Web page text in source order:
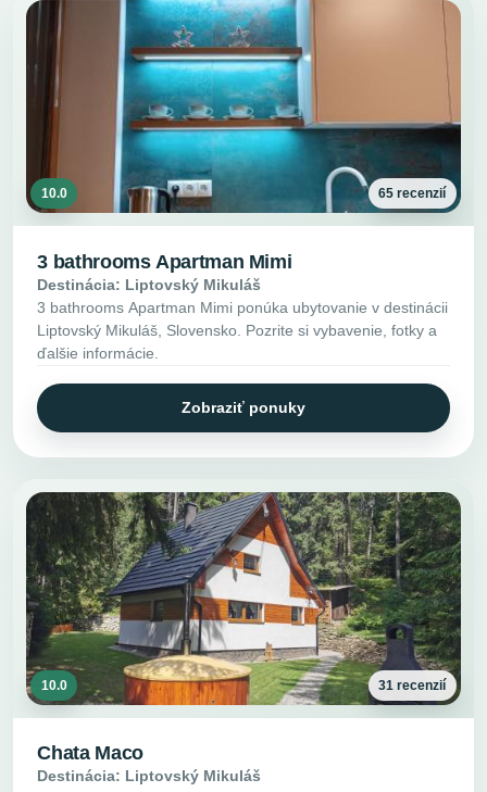
10.0 65 recenzií
3 bathrooms Apartman Mimi
Destinácia: Liptovský Mikuláš
3 bathrooms Apartman Mimi ponúka ubytovanie v destinácii
Liptovský Mikuláš, Slovensko. Pozrite si vybavenie, fotky a
ďalšie informácie.
Zobraziť ponuky
10.0 31 recenzií
Chata Maco
Destinácia: Liptovský Mikuláš